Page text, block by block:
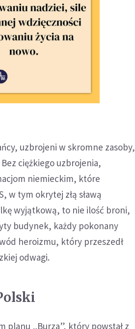
uzbrojeni w skromne zasoby,
ciężkiego uzbrojenia,
niemieckim, które
w tym okrytej złą sławą
wyjątkową, to nie ilość broni,
budynek, każdy pokonany
heroizmu, który przeszedł
odwagi.
planu „Burza”, który powstał z